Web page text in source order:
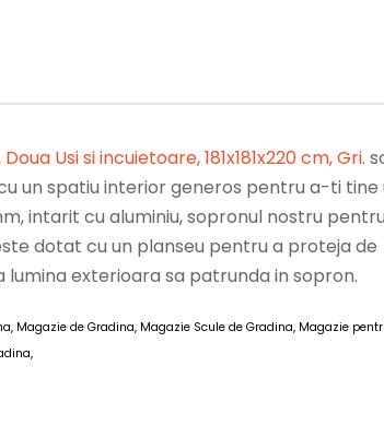
Usi si incuietoare, 181x181x220 cm, Gri.
un spatiu interior generos pentru a-ti
intarit cu aluminiu, sopronul nostru
dotat cu un planseu pentru a proteja de
exterioara sa patrunda in sopron.
Magazie de Gradina, Magazie Scule de Gradina, Magazie